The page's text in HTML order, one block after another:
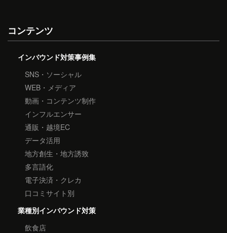
コンテンツ
インバウンド対策事例集
SNS・ソーシャル
WEB・メディア
動画・コンテンツ制作
インフルエンサー
通販・越境EC
データ活用
地方創生・地方誘致
多言語化
電子決済・クレカ
口コミサイト別
業種別インバウンド対策
飲食店